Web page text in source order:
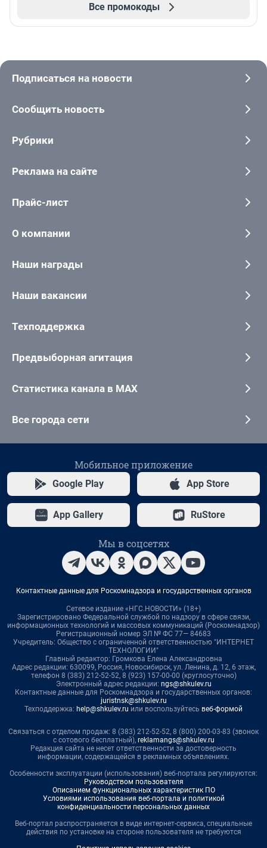
Все промокоды
Подписаться на новости
Сообщить новость
Рубрики
Реклама на сайте
Прайс-лист
О компании
Наши награды
Наши вакансии
Техподдержка
Предвыборная агитация
Статистика канала в MAX
Все города сети
Мобильное приложение
Google Play App Store
App Gallery RuStore
Мы в соцсетях
Контактные данные для Роскомнадзора и государственных органов
Сетевое издание «НГС.НОВОСТИ» (18+)
Зарегистрировано Федеральной службой по надзору в сфере связи,
информационных технологий и массовых коммуникаций (Роскомнадзор)
Регистрационный номер ЭЛ № ФС 77— 84683
Учредитель: Общество с ограниченной ответственностью "ИНТЕРНЕТ
ТЕХНОЛОГИИ"
Главный редактор: Громкова Елена Александровна
Адрес редакции: 630099, Россия, Новосибирск, ул. Ленина, д. 12, 6 этаж,
телефон 8 (383) 212-52-52, 8 (923) 157-00-00 (круглосуточно)
Электронный адрес редакции: ngs@shkulev.ru
Контактные данные для Роскомнадзора и государственных органов:
juristnsk@shkulev.ru
Техподдержка: help@shkulev.ru или воспользуйтесь веб-формой
Связаться с отделом продаж: 8 (383) 212-52-52, 8 (800) 200-03-83 (звонок
с сотового бесплатный), reklamangs@shkulev.ru
Редакция сайта не несет ответственности за достоверность
информации, содержащейся в рекламных объявлениях.
Особенности эксплуатации (использования) веб-портала регулируются:
Руководством пользователя
Описанием функциональных характеристик ПО
Условиями использования веб-портала и политикой
конфиденциальности персональных данных
Веб-портал распространяется в виде интернет-сервиса, специальные
действия по установке на стороне пользователя не требуются